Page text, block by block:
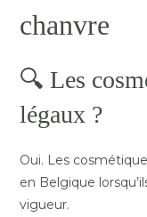
chanvre
🔍 Les
légaux ?
Oui. Les
en Belgique
vigueur.